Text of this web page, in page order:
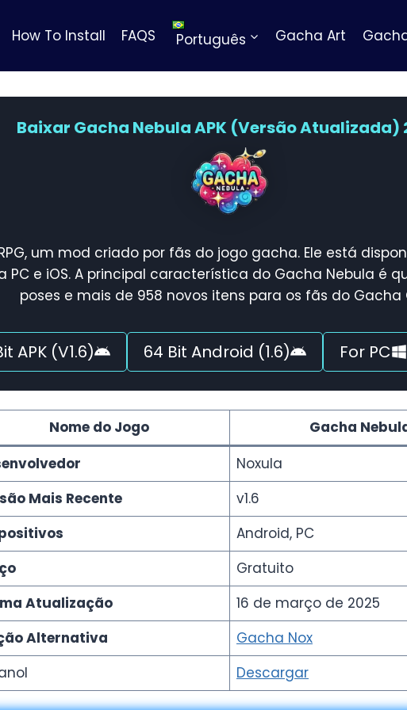
How To Install FAQS Português Gacha Art
Baixar Gacha Nebula APK (Versão Atualizada)
um mod criado por fãs do jogo gacha. Ele está
PC e iOS. A principal característica do Gacha Nebula é
poses e mais de 958 novos itens para os fãs do Gacha
APK (V1.6) 64 Bit Android (1.6) For PC
Nome do Jogo
Gacha
Noxula
Mais Recente
v1.6
Android, PC
Gratuito
Atualização
16 de março de 2025
Alternativa
Gacha Nox
Descargar